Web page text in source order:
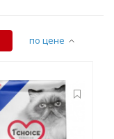
по цене